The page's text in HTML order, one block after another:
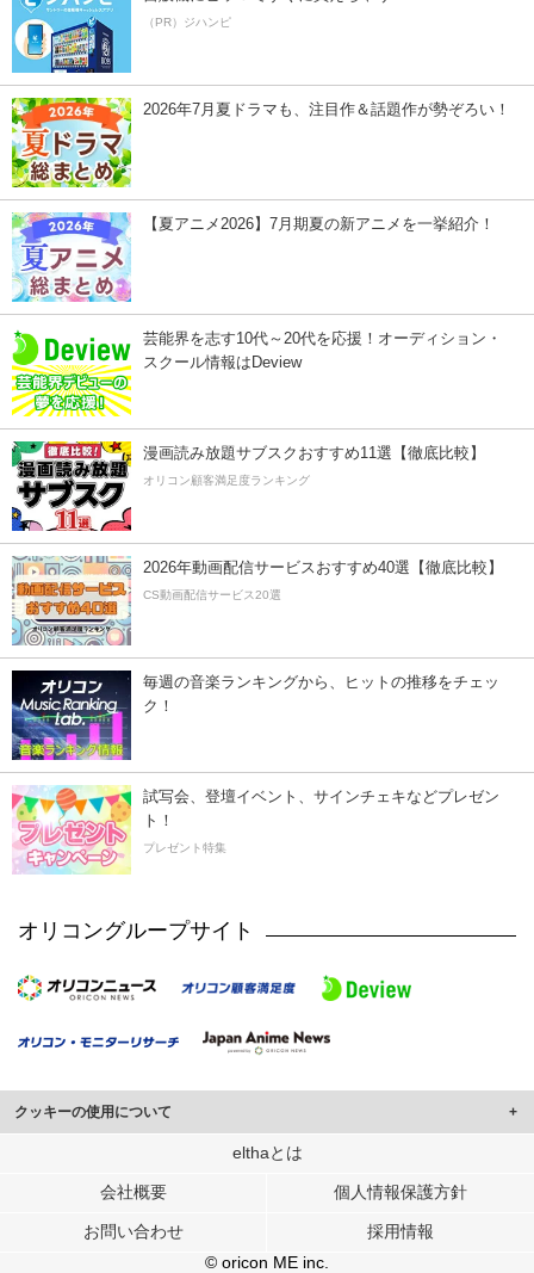
（PR）ジハンピ
2026年7月夏ドラマも、注目作＆話題作が勢ぞろい！
【夏アニメ2026】7月期夏の新アニメを一挙紹介！
芸能界を志す10代～20代を応援！オーディション・
スクール情報はDeview
漫画読み放題サブスクおすすめ11選【徹底比較】
オリコン顧客満足度ランキング
2026年動画配信サービスおすすめ40選【徹底比較】
CS動画配信サービス20選
毎週の音楽ランキングから、ヒットの推移をチェッ
ク！
試写会、登壇イベント、サインチェキなどプレゼン
ト！
プレゼント特集
オリコングループサイト
クッキーの使用について
このサイトでは Cookie を使用して、ユーザーに合わせたコンテンツや広告の
行っています。
メディアや広告配信、データ解析の各パートナーに提供しています。
各パートナーは、この情報とユーザーが各パートナーに提供した他の情報や、
elthaとは
会社概要 個人情報保護方針
お問い合わせ
採用情報
© oricon ME inc.